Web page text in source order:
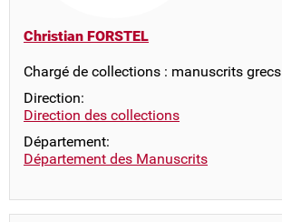
Christian FORSTEL
Chargé de collections : manuscrits grecs
Direction:
Direction des collections
Département:
Département des Manuscrits